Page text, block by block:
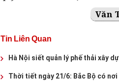
Văn
Tin Liên Quan
Hà Nội siết quản lý phế thải xây
Thời tiết ngày 21/6: Bắc Bộ có